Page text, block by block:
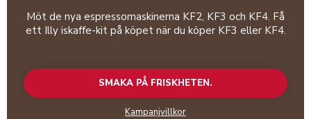
Möt de nya espressomaskinerna KF2, KF3 och KF4. Få
ett Illy iskaffe-kit på köpet när du köper KF3 eller KF4.
SMAKA PÅ FRISKHETEN.
Kampanjvillkor